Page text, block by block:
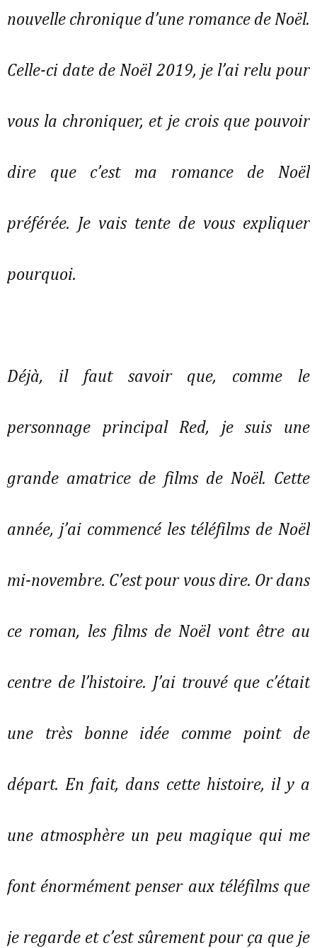
nouvelle chronique d’une romance de Noël.
Celle-ci date de Noël 2019, je l’ai relu pour
vous la chroniquer, et je crois que pouvoir
dire que c’est ma romance de Noël
préférée. Je vais tente de vous expliquer
pourquoi.
Déjà, il faut savoir que, comme le
personnage principal Red, je suis une
grande amatrice de films de Noël. Cette
année, j’ai commencé les téléfilms de Noël
mi-novembre. C’est pour vous dire. Or dans
ce roman, les films de Noël vont être au
centre de l’histoire. J’ai trouvé que c’était
une très bonne idée comme point de
départ. En fait, dans cette histoire, il y a
une atmosphère un peu magique qui me
font énormément penser aux téléfilms que
je regarde et c’est sûrement pour ça que je